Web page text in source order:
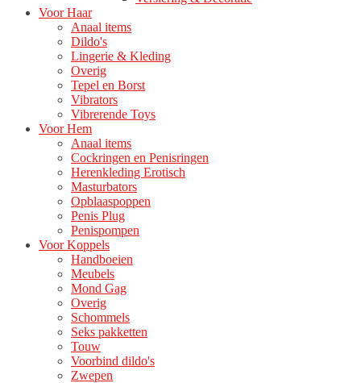
Voor Haar
Anaal items
Dildo's
Lingerie & Kleding
Overig
Tepel en Borst
Vibrators
Vibrerende Toys
Voor Hem
Anaal items
Cockringen en Penisringen
Herenkleding Erotisch
Masturbators
Opblaaspoppen
Penis Plug
Penispompen
Voor Koppels
Handboeien
Meubels
Mond Gag
Overig
Schommels
Seks pakketten
Touw
Voorbind dildo's
Zwepen